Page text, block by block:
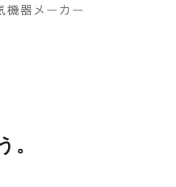
機器メーカー